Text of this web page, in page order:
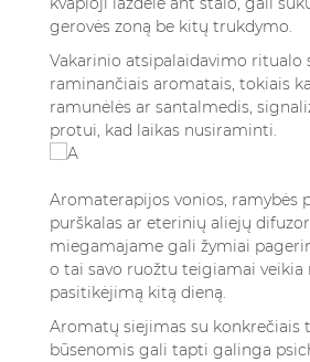
gerovės zoną be kitų trukdymo.
Vakarinio atsipalaidavimo ritualo
raminančiais aromatais, tokiais
ramunėlės ar santalmedis,
protui, kad laikas nusiraminti.
Aromaterapijos vonios, ramybės
purškalas ar eterinių aliejų
miegamajame gali žymiai
o tai savo ruožtu teigiamai veikia
pasitikėjimą kitą dieną.
Aromatų siejimas su konkrečiais
būsenomis gali tapti galinga